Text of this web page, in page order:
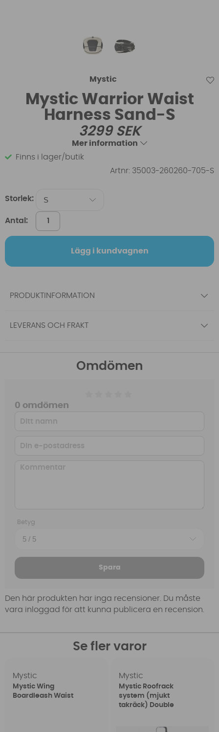
Mystic
Mystic Warrior Waist
Harness Sand-S
3299SEK
Mer information
Finns i lager/butik
Artnr: 35003-260260-705-S
Storlek:
Antal:
Lägg i kundvagnen
PRODUKTINFORMATION
LEVERANS OCH FRAKT
Omdömen
0 omdömen
Betyg
Spara
Den här produkten har inga recensioner. Du måste
vara inloggad för att kunna publicera en recension.
Se fler varor
Mystic
Mystic Wing
Boardleash Waist
Mystic
Mystic Roofrack
system (mjukt
takräck) Double